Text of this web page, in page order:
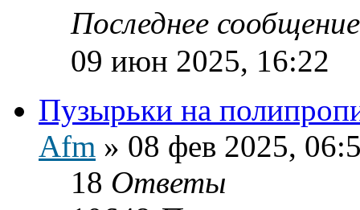
Последнее
09 июн 2025, 16:22
Пузырьки на
Afm » 08 фев 2025,
18 Ответы